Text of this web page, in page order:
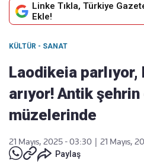
Linke Tıkla, Türkiye
Ekle!
KÜLTÜR - SANAT
Laodikeia
arıyor! Antik
müzelerinde
21 Mayıs, 2025 - 03:30
21 Mayıs,
Paylaş